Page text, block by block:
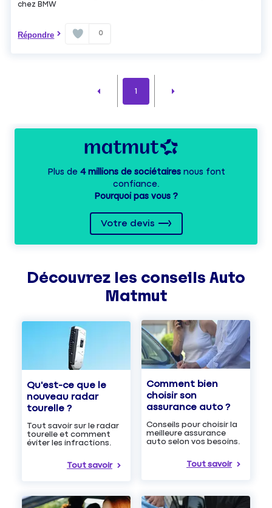
chez BMW
Répondre 0
1
Plus de 4 millions de sociétairesnous font
confiance.
Pourquoi pas vous ?
Votre devis
Découvrez les conseils Auto
Matmut
Qu'est-ce que le
nouveau radar
tourelle ?
Tout savoir sur le radar
tourelle et comment
éviter les infractions.
Tout savoir
Comment bien
choisir son
assurance auto ?
Conseils pour choisir la
meilleure assurance
auto selon vos besoins.
Tout savoir